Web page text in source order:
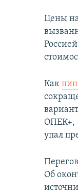
Цены
Как
ОПЕК+,
упал
Об